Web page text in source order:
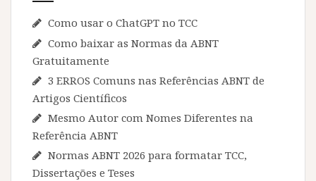
Como usar o ChatGPT no TCC
Como baixar as Normas da ABNT
Gratuitamente
3 ERROS Comuns nas Referências ABNT de
Artigos Científicos
Mesmo Autor com Nomes Diferentes na
Referência ABNT
Normas ABNT 2026 para formatar TCC,
Dissertações e Teses